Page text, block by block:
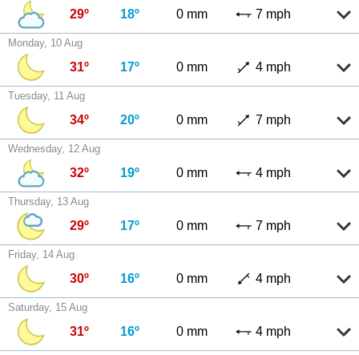
29º 18º 0 mm 7 mph
Monday, 10 Aug
31º 17º 0 mm 4 mph
Tuesday, 11 Aug
34º 20º 0 mm 7 mph
Wednesday, 12 Aug
32º 19º 0 mm 4 mph
Thursday, 13 Aug
29º 17º 0 mm 7 mph
Friday, 14 Aug
30º 16º 0 mm 4 mph
Saturday, 15 Aug
31º 16º 0 mm 4 mph